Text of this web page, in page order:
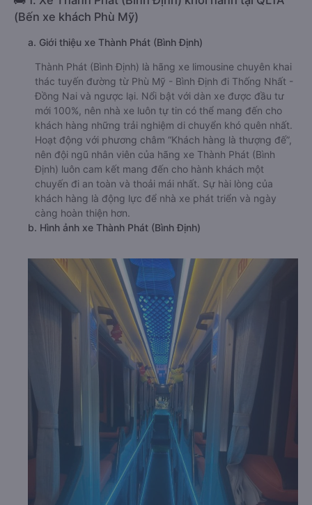
(Bến xe khách Phù Mỹ)
a. Giới thiệu xe Thành Phát (Bình Định)
Thành Phát (Bình Định) là hãng xe limousine chuyên khai
thác tuyến đường từ Phù Mỹ - Bình Định đi Thống Nhất -
Đồng Nai và ngược lại. Nổi bật với dàn xe được đầu tư
mới 100%, nên nhà xe luôn tự tin có thể mang đến cho
khách hàng những trải nghiệm di chuyển khó quên nhất.
Hoạt động với phương châm “Khách hàng là thượng đế”,
nên đội ngũ nhân viên của hãng xe Thành Phát (Bình
Định) luôn cam kết mang đến cho hành khách một
chuyến đi an toàn và thoải mái nhất. Sự hài lòng của
khách hàng là động lực để nhà xe phát triển và ngày
càng hoàn thiện hơn.
b. Hình ảnh xe Thành Phát (Bình Định)